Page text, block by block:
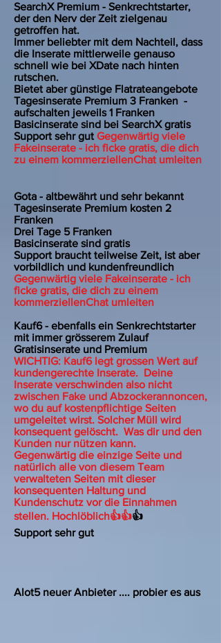
SearchX Premium - Senkrechtstarter,
der den Nerv der Zeit zielgenau
getroffen hat.
Immer beliebter mit dem Nachteil, dass
die Inserate mittlerweile genauso
schnell wie bei XDate nach hinten
rutschen.
Bietet aber günstige Flatrateangebote
Tagesinserate Premium 3 Franken -
aufschalten jeweils 1 Franken
Basicinserate sind bei SearchX gratis
Support sehr gut Gegenwärtig viele
Fakeinserate - ich ficke gratis, die dich
zu einem kommerziellenChat umleiten
Gota - altbewährt und sehr bekannt
Tagesinserate Premium kosten 2
Franken
Drei Tage 5 Franken
Basicinserate sind gratis
Support braucht teilweise Zeit, ist aber
vorbildlich und kundenfreundlich
Gegenwärtig viele Fakeinserate - ich
ficke gratis, die dich zu einem
kommerziellenChat umleiten
Kauf6 - ebenfalls ein Senkrechtstarter
mit immer grösserem Zulauf
Gratisinserate und Premium
WICHTIG: Kauf6 legt grossen Wert auf
kundengerechte Inserate. Deine
Inserate verschwinden also nicht
zwischen Fake und Abzockerannoncen,
wo du auf kostenpflichtige Seiten
umgeleitet wirst. Solcher Müll wird
konsequent gelöscht. Was dir und den
Kunden nur nützen kann.
Gegenwärtig die einzige Seite und
natürlich alle von diesem Team
verwalteten Seiten mit dieser
konsequenten Haltung und
Kundenschutz vor die Einnahmen
stellen. Hochlöblich👍👍👍
Support sehr gut
Alot5 neuer Anbieter .... probier es aus